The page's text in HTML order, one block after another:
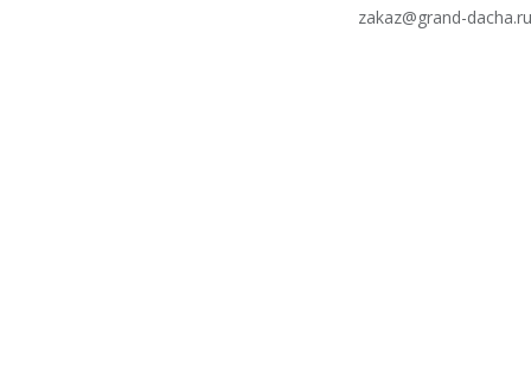
zakaz@grand-dacha.ru